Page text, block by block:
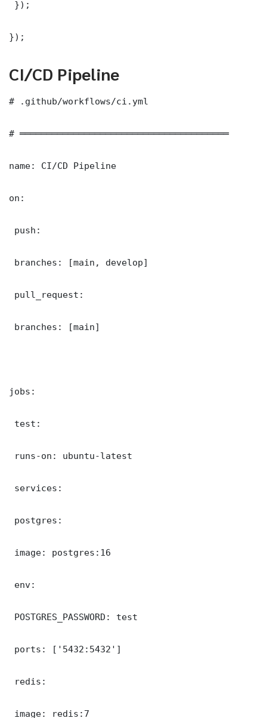
});
});
CI/CD Pipeline
# .github/workflows/ci.yml
# ═══════════════════════════════════════
name: CI/CD Pipeline
on:
push:
branches: [main, develop]
pull_request:
branches: [main]
jobs:
test:
runs-on: ubuntu-latest
services:
postgres:
image: postgres:16
env:
POSTGRES_PASSWORD: test
ports: ['5432:5432']
redis:
image: redis:7